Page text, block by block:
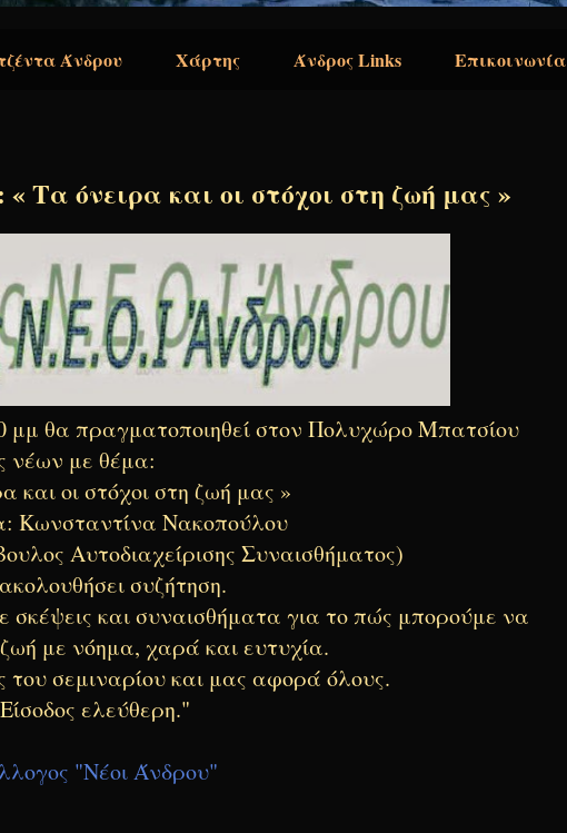
Άνδρου Χάρτης Άνδρος Links Επικοινωνία
Τα όνειρα και οι στόχοι στη ζωή μας »
μμ θα πραγματοποιηθεί στον Πολυχώρο Μπατσίου
νέων με θέμα:
και οι στόχοι στη ζωή μας »
Κωνσταντίνα Νακοπούλου
Αυτοδιαχείρισης Συναισθήματος)
συζήτηση.
και συναισθήματα για το πώς μπορούμε να
με νόημα, χαρά και ευτυχία.
του σεμιναρίου και μας αφορά όλους.
Είσοδος ελεύθερη."
"Νέοι Άνδρου"